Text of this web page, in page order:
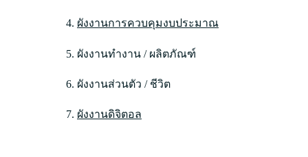
ผังงานการควบคุมงบประมาณ
ผังงานทำงาน / ผลิตภัณฑ์
ผังงานส่วนตัว / ชีวิต
ผังงานดิจิตอล